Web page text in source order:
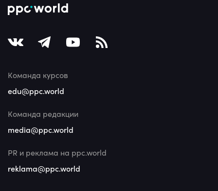
Команда курсов
edu@ppc.world
Команда редакции
media@ppc.world
PR и реклама на ppc.world
reklama@ppc.world